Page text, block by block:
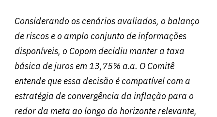
Considerando os cenários avaliados, o balanço
de riscos e o amplo conjunto de informações
disponíveis, o Copom decidiu manter a taxa
básica de juros em 13,75% a.a. O Comitê
entende que essa decisão é compatível com a
estratégia de convergência da inflação para o
redor da meta ao longo do horizonte relevante,